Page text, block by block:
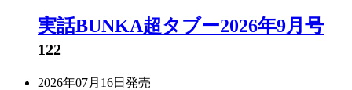
実話BUNKA超タブー2026年9月号
122
2026年07月16日 発売